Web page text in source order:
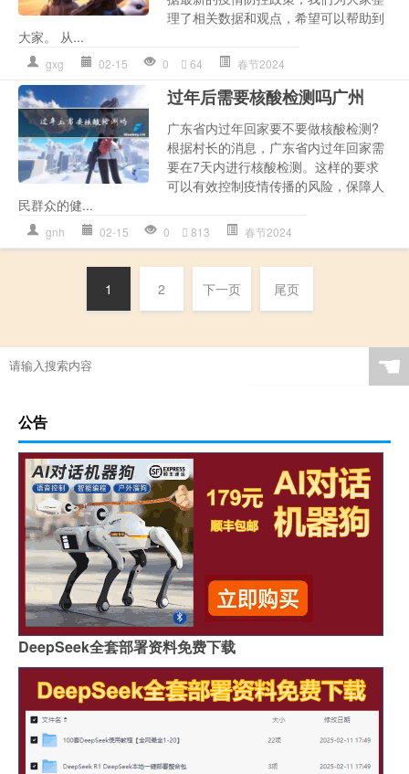
理了相关数据和观点，希望可以帮助到
大家。 从...
gxg 02-15 0 64 春节2024
过年后需要核酸检测吗广州
广东省内过年回家要不要做核酸检测?
根据村长的消息，广东省内过年回家需
要在7天内进行核酸检测。这样的要求
可以有效控制疫情传播的风险，保障人
民群众的健...
gnh 02-15 0 813 春节2024
1 2 下一页 尾页
☚
公告
DeepSeek全套部署资料免费下载